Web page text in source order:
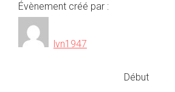
Évènement créé par :
lvn1947
Début